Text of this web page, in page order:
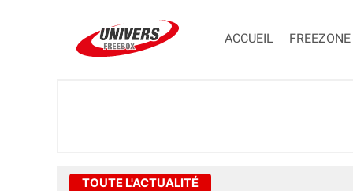
ACCUEIL FREEZONE
TOUTE L'ACTUALITÉ